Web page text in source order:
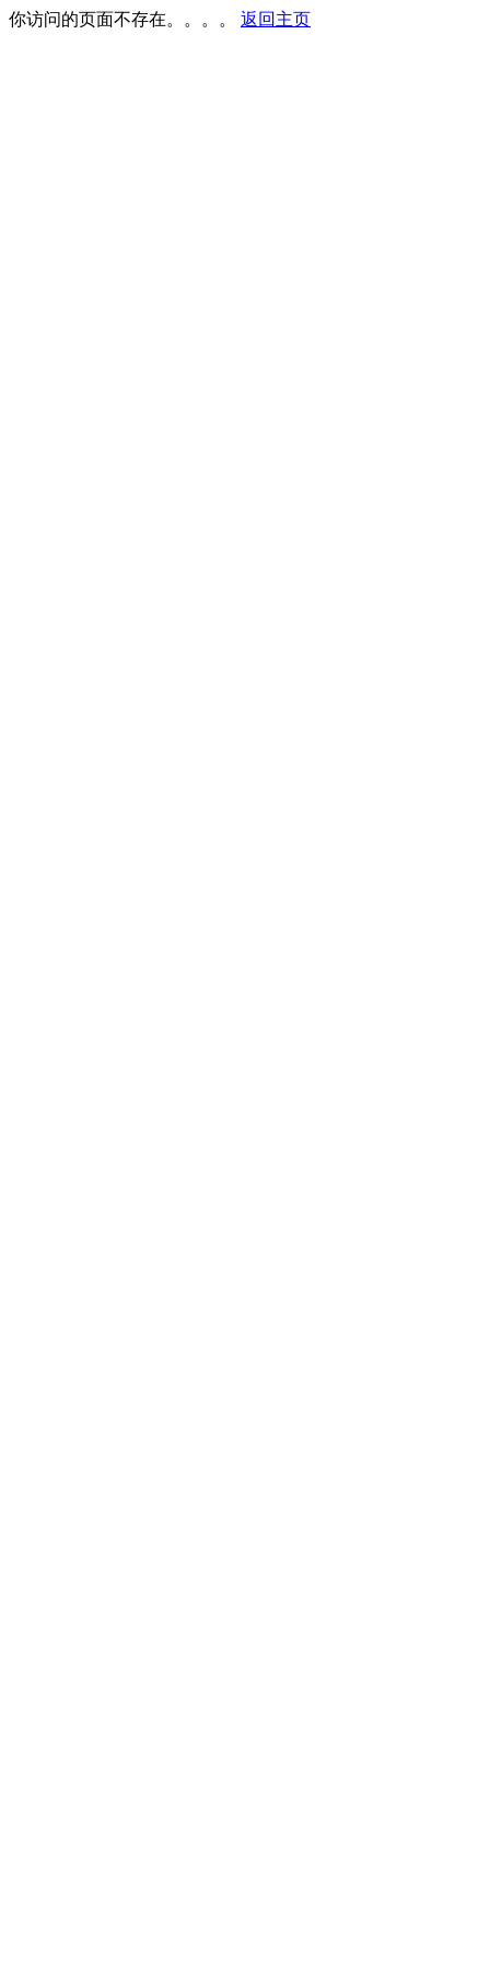
你访问的页面不存在。。。。 返回主页